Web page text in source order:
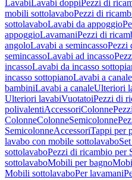
LavabiLavabi doppiPezzi di
mobili sottolavaboPezzi di
sottolavaboLavabi da appoggio
appoggioLavamaniPezzi di
angoloLavabi a semincassoPezzi
semincassoLavabi ad incasso
incassoLavabi da incasso
incasso sottopianoLavabi a canale
bambiniLavabi a canaleUlteriori
Ulteriori lavabiVuotatoiPezzi di
polivalentiAccessoriColonne
ColonneColonneSemicolonne
SemicolonneAccessoriTappi per
lavabo con mobile sottolavabo
sottolavaboPezzi di ricambio per
sottolavaboMobili per bagno
Mobili sottolavaboPer lavamani